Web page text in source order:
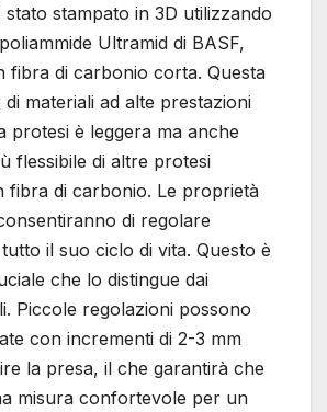
stato stampato in 3D utilizzando
Ultramid di BASF,
fibra di carbonio corta. Questa
materiali ad alte prestazioni
protesi è leggera ma anche
flessibile di altre protesi
fibra di carbonio. Le proprietà
di regolare
il suo ciclo di vita. Questo è
che lo distingue dai
Piccole regolazioni possono
con incrementi di 2-3 mm
la presa, il che garantirà che
misura confortevole per un